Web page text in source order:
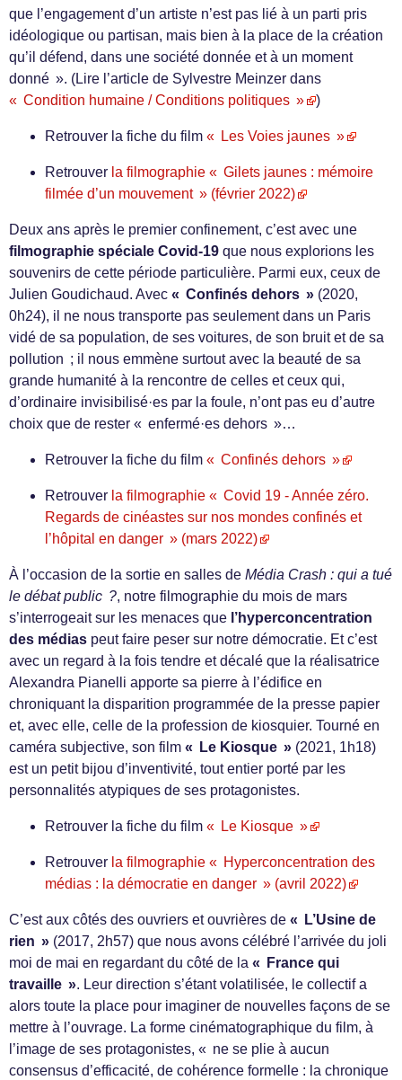
que l’engagement d’un artiste n’est pas lié à un parti pris
idéologique ou partisan, mais bien à la place de la création
qu’il défend, dans une société donnée et à un moment
donné ». (Lire l’article de Sylvestre Meinzer dans
« Condition humaine / Conditions politiques »
)
Retrouver la fiche du film « Les Voies jaunes »
Retrouver la filmographie « Gilets jaunes : mémoire
filmée d’un mouvement » (février 2022)
Deux ans après le premier confinement, c’est avec une
filmographie spéciale Covid-19 que nous explorions les
souvenirs de cette période particulière. Parmi eux, ceux de
Julien Goudichaud. Avec « Confinés dehors » (2020,
0h24), il ne nous transporte pas seulement dans un Paris
vidé de sa population, de ses voitures, de son bruit et de sa
pollution ; il nous emmène surtout avec la beauté de sa
grande humanité à la rencontre de celles et ceux qui,
d’ordinaire invisibilisé·es par la foule, n’ont pas eu d’autre
choix que de rester « enfermé·es dehors »…
Retrouver la fiche du film « Confinés dehors »
Retrouver la filmographie « Covid 19 - Année zéro.
Regards de cinéastes sur nos mondes confinés et
l’hôpital en danger » (mars 2022)
À l’occasion de la sortie en salles de Média Crash : qui a tué
le débat public ?, notre filmographie du mois de mars
s’interrogeait sur les menaces que l’hyperconcentration
des médias peut faire peser sur notre démocratie. Et c’est
avec un regard à la fois tendre et décalé que la réalisatrice
Alexandra Pianelli apporte sa pierre à l’édifice en
chroniquant la disparition programmée de la presse papier
et, avec elle, celle de la profession de kiosquier. Tourné en
caméra subjective, son film « Le Kiosque » (2021, 1h18)
est un petit bijou d’inventivité, tout entier porté par les
personnalités atypiques de ses protagonistes.
Retrouver la fiche du film « Le Kiosque »
Retrouver la filmographie « Hyperconcentration des
médias : la démocratie en danger » (avril 2022)
C’est aux côtés des ouvriers et ouvrières de « L’Usine de
rien » (2017, 2h57) que nous avons célébré l’arrivée du joli
moi de mai en regardant du côté de la « France qui
travaille ». Leur direction s’étant volatilisée, le collectif a
alors toute la place pour imaginer de nouvelles façons de se
mettre à l’ouvrage. La forme cinématographique du film, à
l’image de ses protagonistes, « ne se plie à aucun
consensus d’efficacité, de cohérence formelle : la chronique